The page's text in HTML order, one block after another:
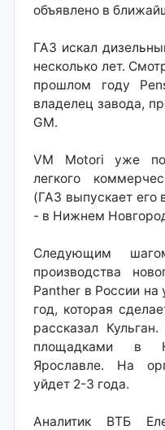
объявлено в
ГАЗ искал
несколько лет.
прошлом году
владелец завода,
GM.
VM Motori уже
легкого
(ГАЗ выпускает его
- в Нижнем
Следующим
производства
Panther в России
год, которая
рассказал
площадками в
Ярославле. На
уйдет 2-3 года.
Аналитик ВТБ